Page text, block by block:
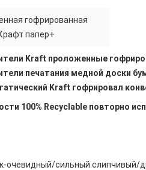
гофрированная
папер+
Kraft проложенные
печатания медной доски
Kraft гофрировал
100% Recyclable повторно
очевидный/сильный слипчивый/